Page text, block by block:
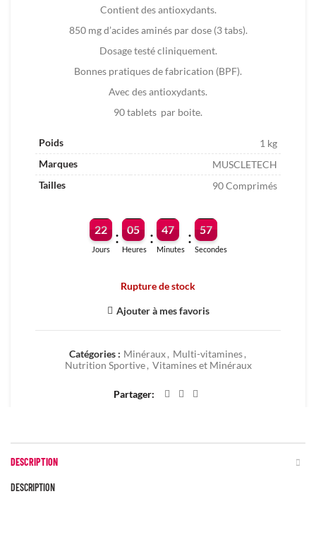
était :
DT.
est :
95.00
DT.
Contient des antioxydants.
850 mg d’acides aminés par dose (3 tabs).
Dosage testé cliniquement.
Bonnes pratiques de fabrication (BPF).
Avec des antioxydants.
90 tablets par boite.
Poids
1 kg
Marques
MUSCLETECH
Tailles
90 Comprimés
22
Jours
: 05
Heures
: 47
Minutes
: 56
Secondes
Rupture de stock
Ajouter à mes favoris
Catégories : Minéraux, Multi-vitamines,
Nutrition Sportive , Vitamines et Minéraux
Partager
DESCRIPTION
DESCRIPTION